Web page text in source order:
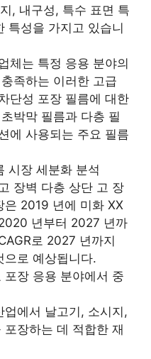
, 내구성, 특수 표면 특
특성을 가지고 있습니
체는 특정 응용 분야의
족하는 이러한 고급
단성 포장 필름에 대한
박막 필름과 다층 필
에 사용되는 주요 필름
시장 세분화 분석
장벽 다층 상단 고 장
은 2019 년에 미화 XX
년부터 2027 년까
로 2027 년까지
으로 예상됩니다.
포장 응용 분야에서 중
업에서 날고기, 소시지,
장하는 데 적합한 재